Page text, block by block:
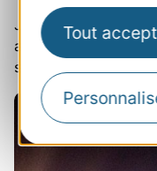
Tout
Jazz, humour, bande
arts de la rue :
surprend le plus